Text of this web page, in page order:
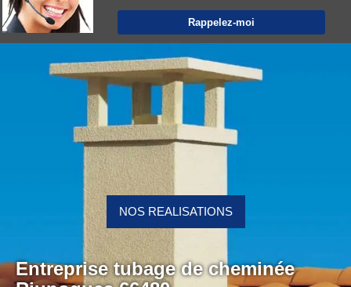
Entreprise tubage de cheminée
NOS REALISATIONS